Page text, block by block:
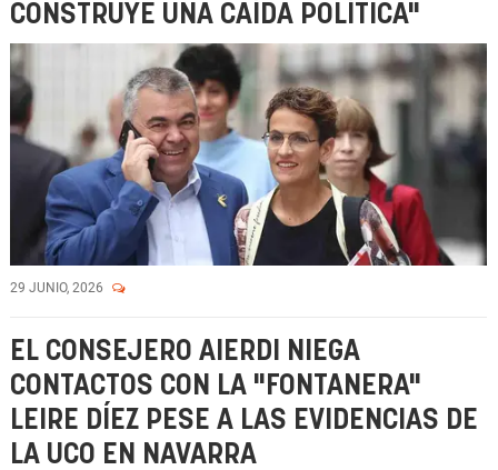
CONSTRUYE UNA CAÍDA POLÍTICA"
29 JUNIO, 2026
EL CONSEJERO AIERDI NIEGA
CONTACTOS CON LA "FONTANERA"
LEIRE DÍEZ PESE A LAS EVIDENCIAS DE
LA UCO EN NAVARRA